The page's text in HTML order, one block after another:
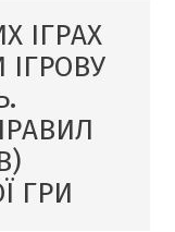
ІГРАХ
ГРИ